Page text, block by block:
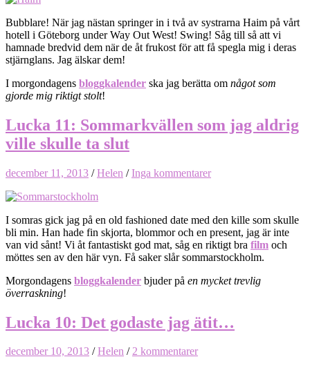
Bubblare! När jag nästan springer in i två av systrarna Haim på vårt
hotell i Göteborg under Way Out West! Swing! Såg till så att vi
hamnade bredvid dem när de åt frukost för att få spegla mig i deras
stjärnglans. Jag älskar dem!
I morgondagens bloggkalender ska jag berätta om något som
gjorde mig riktigt stolt!
Lucka 11: Sommarkvällen som jag aldrig
ville skulle ta slut
december 11, 2013 /Helen /Inga kommentarer
I somras gick jag på en old fashioned date med den kille som skulle
bli min. Han hade fin skjorta, blommor och en present, jag är inte
van vid sånt! Vi åt fantastiskt god mat, såg en riktigt bra film och
möttes sen av den här vyn. Få saker slår sommarstockholm.
Morgondagens bloggkalender bjuder på en mycket trevlig
överraskning!
Lucka 10: Det godaste jag ätit…
december 10, 2013 /Helen /2 kommentarer